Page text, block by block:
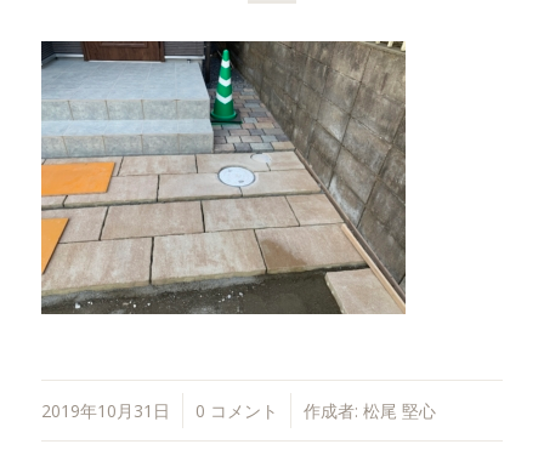
2019年10月31日 0 コメント
/ 作成者: 松尾 堅心